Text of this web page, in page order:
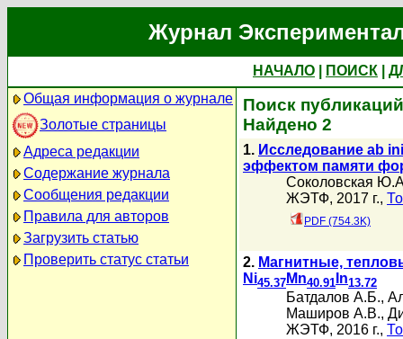
Журнал
НАЧАЛО ПОИСК
Общая информация о журнале
Золотые страницы
Адреса редакции
Содержание журнала
Сообщения редакции
Правила для авторов
Загрузить статью
Проверить статус статьи
Поиск
Найдено 2
1. Исследование ab
эффектом памяти
Соколовская
ЖЭТФ, 2017 г.,
PDF (754.3K)
2. Магнитные,
Ni45.37 Mn40.91 In13.72
Батдалов А.Б.,
Маширов А.В.,
ЖЭТФ, 2016 г.,